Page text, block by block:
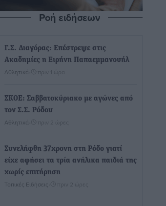
Ροή ειδήσεων
Γ.Σ. Διαγόρας: Επέστρεψε στις
Ακαδημίες η Ειρήνη Παπαεμμανουήλ
Αθλητικά πριν 1 ώρα
ΣΚΟΕ: Σαββατοκύριακο με αγώνες από
τον Σ.Σ. Ρόδου
Αθλητικά πριν 2 ώρες
Συνελήφθη 37χρονη στη Ρόδο γιατί
είχε αφήσει τα τρία ανήλικα παιδιά της
χωρίς επιτήρηση
Τοπικές Ειδήσεις πριν 2 ώρες